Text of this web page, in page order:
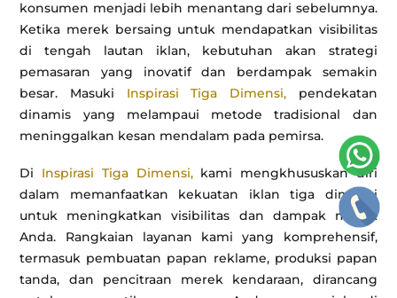
konsumen menjadi lebih menantang dari sebelumnya.
Ketika merek bersaing untuk mendapatkan visibilitas
di tengah lautan iklan, kebutuhan akan strategi
pemasaran yang inovatif dan berdampak semakin
besar. Masuki Inspirasi Tiga Dimensi,pendekatan
dinamis yang melampaui metode tradisional dan
meninggalkan kesan mendalam pada pemirsa.
Di Inspirasi Tiga Dimensi,kami mengkhususkan diri
dalam memanfaatkan kekuatan iklan tiga dimensi
untuk meningkatkan visibilitas dan dampak merek
Anda. Rangkaian layanan kami yang komprehensif,
termasuk pembuatan papan reklame, produksi papan
tanda, dan pencitraan merek kendaraan, dirancang